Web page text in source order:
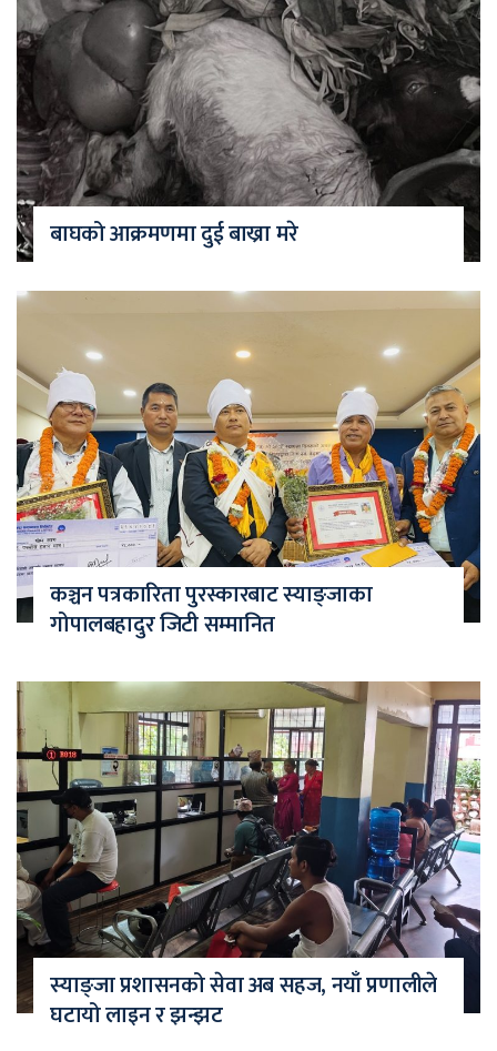
बाघको आक्रमणमा दुई बाख्रा मरे
कञ्चन पत्रकारिता पुरस्कारबाट स्याङ्जाका
गोपालबहादुर जिटी सम्मानित
स्याङ्जा प्रशासनको सेवा अब सहज, नयाँ प्रणालीले
घटायो लाइन र झन्झट